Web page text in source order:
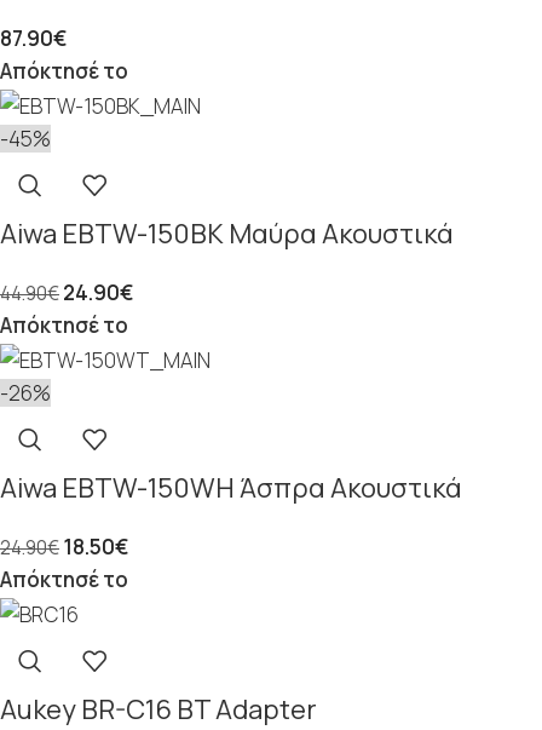
87.90€
Απόκτησέ το
-45%
Aiwa EBTW-150BK Μαύρα Ακουστικά
44.90€24.90€
Απόκτησέ το
-26%
Aiwa EBTW-150WH Άσπρα Ακουστικά
24.90€18.50€
Απόκτησέ το
Aukey BR-C16 BT Adapter